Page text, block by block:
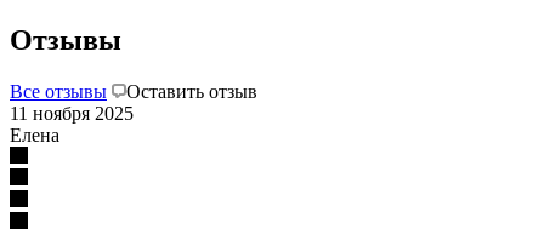
Отзывы
Все отзывы
Оставить отзыв
11 ноября 2025
Елена